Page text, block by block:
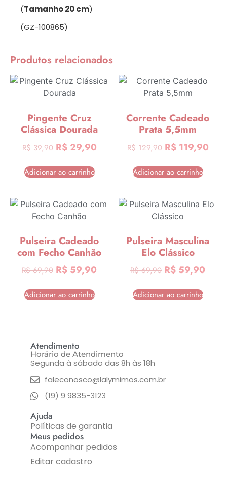
(Tamanho 20 cm)
(GZ-100865)
Produtos relacionados
Pingente Cruz
Clássica Dourada
R$39,90 R$29,90
Adicionar ao carrinho
Corrente Cadeado
Prata 5,5mm
R$129,90 R$119,90
Adicionar ao carrinho
Pulseira Cadeado
com Fecho Canhão
R$69,90 R$ 59,90
Adicionar ao carrinho
Pulseira Masculina
Elo Clássico
R$69,90 R$ 59,90
Adicionar ao carrinho
Atendimento
Horário de Atendimento
Segunda à sábado das 8h às 18h
faleconosco@lalymimos.com.br
(19) 9 9835-3123
Ajuda
Políticas de garantia
Meus pedidos
Acompanhar pedidos
Editar cadastro